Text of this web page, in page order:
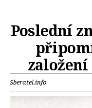
Poslední
Sberatel.info